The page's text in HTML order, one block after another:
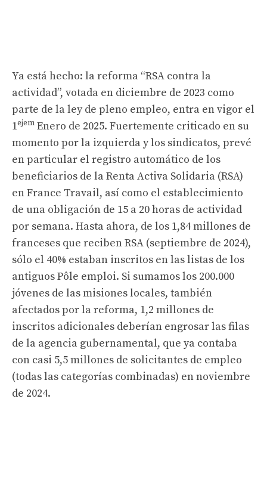
Ya está hecho: la reforma “RSA contra la
actividad”, votada en diciembre de 2023 como
parte de la ley de pleno empleo, entra en vigor el
1ejem Enero de 2025. Fuertemente criticado en su
momento porla izquierda y los sindicatos, prevé
en particular el registro automático de los
beneficiarios de la Renta Activa Solidaria (RSA)
en France Travail, así como el establecimiento
de una obligación de 15 a 20 horas de actividad
por semana. Hasta ahora, de los 1,84 millones de
franceses que reciben RSA (septiembre de 2024),
sólo el 40% estaban inscritos en las listas de los
antiguos Pôle emploi. Si sumamos los 200.000
jóvenes de las misiones locales, también
afectados por la reforma, 1,2 millones de
inscritos adicionales deberían engrosar las filas
de la agencia gubernamental, que ya contaba
con casi 5,5 millones de solicitantes de empleo
(todas las categorías combinadas) en noviembre
de 2024.